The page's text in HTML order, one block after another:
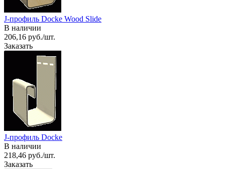
J-профиль Docke Wood Slide
В наличии
206,16 руб./шт.
Заказать
J-профиль Docke
В наличии
218,46 руб./шт.
Заказать